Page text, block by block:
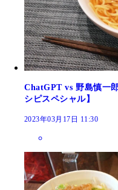
ChatGPT vs 野島慎一
シピスペシャル】
2023年03月17日 11:30